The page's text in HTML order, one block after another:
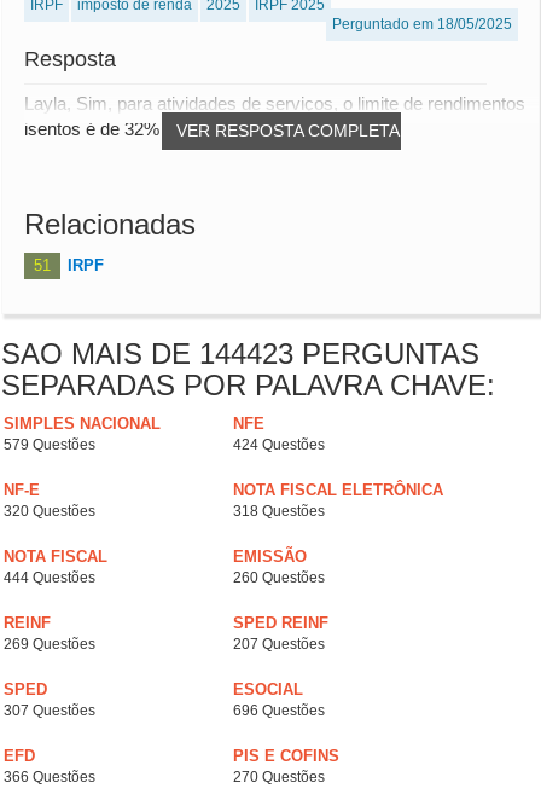
IRPF imposto de renda 2025
IRPF 2025
Perguntado em 18/05/2025
Resposta
VER RESPOSTA COMPLETA
Layla, Sim, para atividades de serviços, o limite de rendimentos
isentos é de 32% sobre o faturamen...
Relacionadas
51 IRPF
SAO MAIS DE 144423 PERGUNTAS
SEPARADAS POR PALAVRA CHAVE:
SIMPLES NACIONAL
579 Questões
NFE
424 Questões
NF-E
320 Questões
NOTA FISCAL ELETRÔNICA
318 Questões
NOTA FISCAL
444 Questões
EMISSÃO
260 Questões
REINF
269 Questões
SPED REINF
207 Questões
SPED
307 Questões
ESOCIAL
696 Questões
EFD
366 Questões
PIS E COFINS
270 Questões